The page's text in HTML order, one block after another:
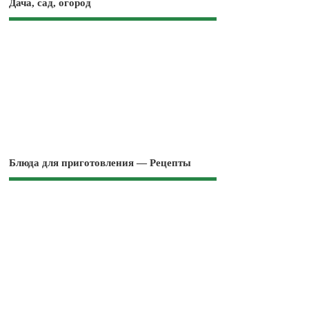
Дача, сад, огород
Блюда для приготовления — Рецепты